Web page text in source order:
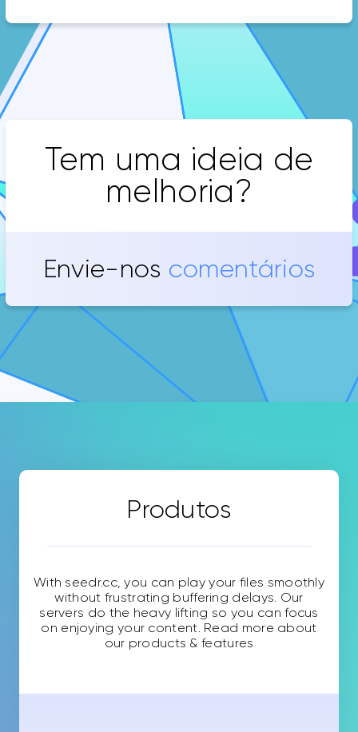
Tem uma ideia de
melhoria?
Envie-nos comentários
Produtos
With seedr.cc, you can play your files smoothly
without frustrating buffering delays. Our
servers do the heavy lifting so you can focus
on enjoying your content. Read more about
our products & features